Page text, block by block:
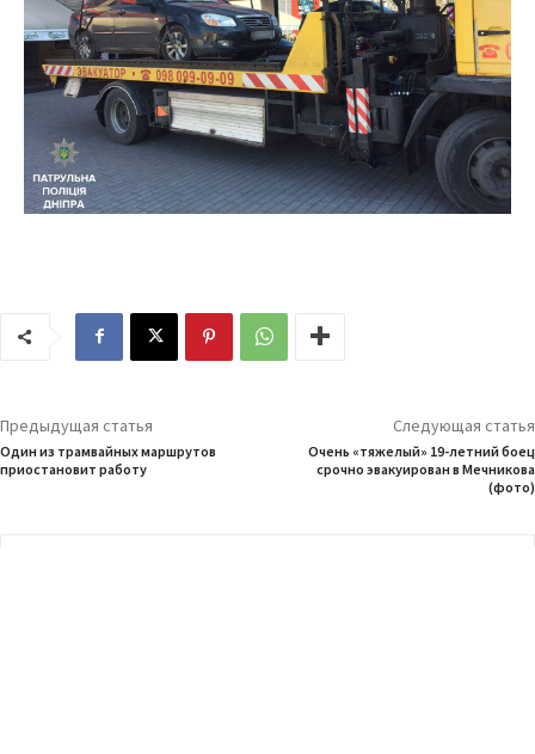
Предыдущая статья
Один из трамвайных маршрутов
приостановит работу
Следующая статья
Очень «тяжелый» 19-летний боец
срочно эвакуирован в Мечникова
(фото)